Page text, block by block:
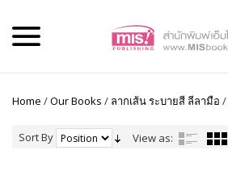
Home /Our Books / ลากเส้น ระบายสี ลีลามือ /
Sort By View as: